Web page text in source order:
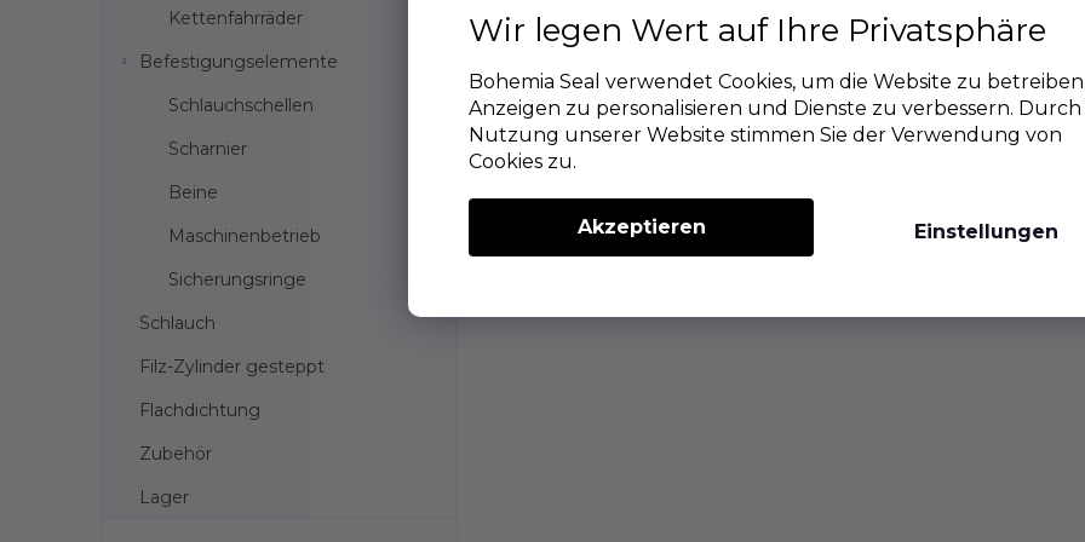
Wir legen Wert auf Ihre Privatsphäre
Bohemia Seal verwendet Cookies, um die Website zu
Anzeigen zu personalisieren und Dienste zu verbessern. Durch
Nutzung unserer Website stimmen Sie der Verwendung von
Cookies zu.
Einstellungen
Akzeptieren
Kettenfahrräder
Befestigungselemente
Schlauchschellen
Scharnier
Beine
Maschinenbetrieb
Sicherungsringe
Schlauch
Filz-Zylinder gesteppt
Flachdichtung
Zubehör
Lager